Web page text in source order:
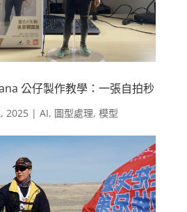
公仔製作教學：一張自拍秒
2025| AI, 圖型處理, 模型